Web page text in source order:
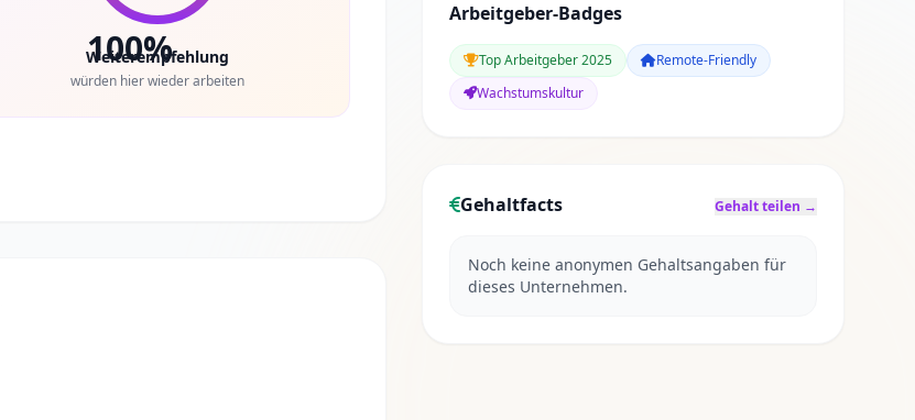
100%
Weiterempfehlung
würden hier wieder arbeiten
Arbeitgeber-Badges
Top Arbeitgeber 2025
Remote-Friendly
Wachstumskultur
Gehaltfacts Gehalt teilen →
Noch keine anonymen Gehaltsangaben für
dieses Unternehmen.